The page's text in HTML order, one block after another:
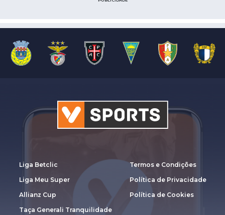
Liga Betclic
Liga Meu Super
Allianz Cup
Taça Generali Tranquilidade
Termos e Condições
Política de Privacidade
Política de Cookies